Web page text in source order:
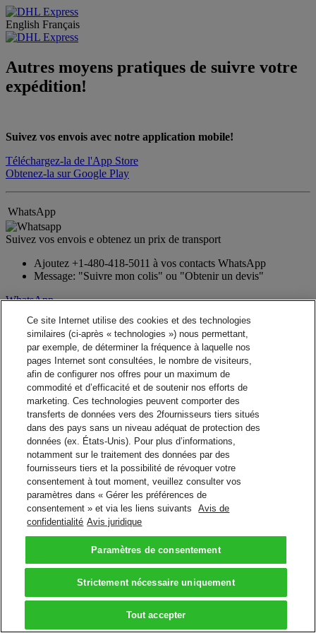
English Français
Autres moyens pratiques de suivre votre
expédition!
Suivez vos envois avec notre application mobile!
Téléchargez-la de l'App Store
Obtenez-la sur Google Play
WhatsApp
Suivez vos envois e obtenez un prix de transport
Ajoutez +1-480-418-5011 à vos contacts WhatsApp
Message: "Suivre mon colis" ou "Obtenir un devis"
WhatsApp
Assistant Google
Suivre les envois et obtenir les soumissions
Tapez ou dites à l'application Assistant Google: "Parlez à
DHL Express"
Dites à Google Home: "Parlez à DHL Express"
Google Assistant
Retour en haut de page
Conditions générales
Avis de confidentialité
Paramètres de
consentement
2026 © DHL Group - All rights
reserved
Ce site Internet utilise des cookies et des technologies
similaires (ci-après « technologies ») nous permettant,
par exemple, de déterminer la fréquence à laquelle nos
pages Internet sont consultées, le nombre de visiteurs,
afin de configurer nos offres pour un maximum de
commodité et d’efficacité et de soutenir nos efforts de
marketing. Ces technologies peuvent comporter des
transferts de données vers des 2fournisseurs tiers situés
dans des pays sans un niveau adéquat de protection des
données (ex. États-Unis). Pour plus d’informations,
notamment sur le traitement des données par des
fournisseurs tiers et la possibilité de révoquer votre
consentement à tout moment, veuillez consulter vos
paramètres dans « Gérer les préférences de
consentement » et via les liens suivants
Avis de
confidentialité Avis juridique
Paramètres de consentement
Strictement nécessaire uniquement
Tout accepter